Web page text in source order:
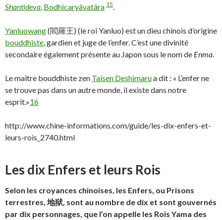
Shantideva Bodhicaryâvatâra 15
Yanluowang(閻羅王) (le roi Yanluo) est un dieu chinois d’origine
bouddhiste , gardien et juge de l’enfer. C’est une divinité
secondaire également présente au Japon sous le nom de Enma
Le maître bouddhiste zen Taisen Deshimarua dit : « L’enfer ne
se trouve pas dans un autre monde, il existe dans notre
esprit.»16
http://www.chine-informations.com/guide/les-dix-enfers-et-
leurs-rois_2740.html
Les dix Enfers et leurs Rois
Selon les croyances chinoises, les Enfers, ou Prisons
terrestres, 地狱, sont au nombre de dix et sont gouvernés
par dix personnages, que l’on appelle les Rois Yama des